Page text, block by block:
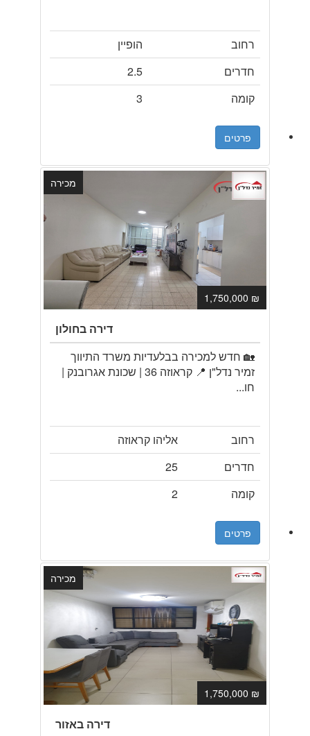
רחוב
הופיין
חדרים
2.5
קומה
3
פרטים
₪ 1,750,000
מכירה
דירה בחולון
🏡 חדש למכירה בבלעדיות משרד התיווך
זמיר נדל"ן 📍 קראוזה 36 | שכונת אגרובנק |
חו...
רחוב
אליהו קראוזה
חדרים
25
קומה
2
פרטים
₪ 1,750,000
מכירה
דירה באזור